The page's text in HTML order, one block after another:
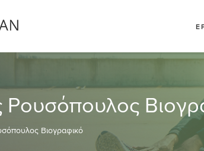
Ρουσόπουλος
Βιογραφικό